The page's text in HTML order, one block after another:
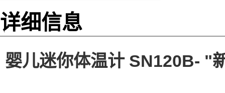
详细信息
婴儿迷你体温计 SN120B- "